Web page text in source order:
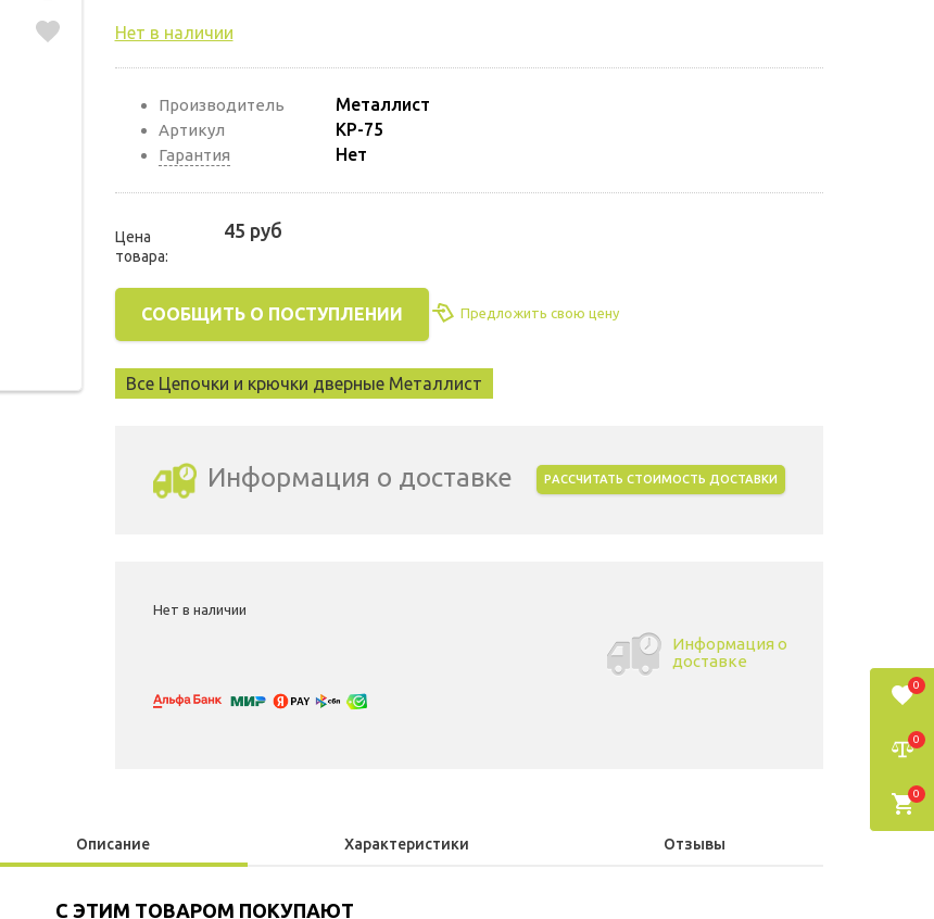
Нет в наличии
Производитель Металлист
Артикул КР-75
Гарантия Нет
Цена
товара:
45 руб
СООБЩИТЬ О ПОСТУПЛЕНИИ Предложить свою цену
Все Цепочки и крючки дверные Металлист
Информация о доставке РАССЧИТАТЬ СТОИМОСТЬ ДОСТАВКИ
Нет в наличии
Информация о
доставке
Описание Характеристики Отзывы
С ЭТИМ ТОВАРОМ ПОКУПАЮТ
0
0
0